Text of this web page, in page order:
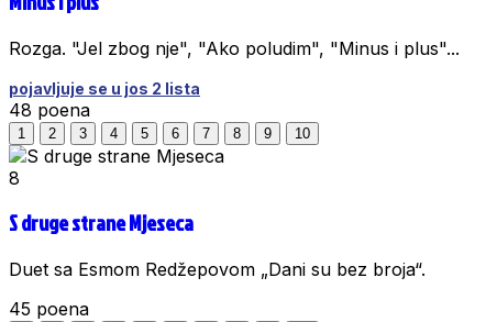
Rozga. "Jel zbog nje", "Ako poludim", "Minus i plus"...
pojavljuje se u jos 2 lista
48 poena
1 2 3 4 5 6 7 8 9 10
8
S druge strane Mjeseca
Duet sa Esmom Redžepovom „Dani su bez broja“.
45 poena